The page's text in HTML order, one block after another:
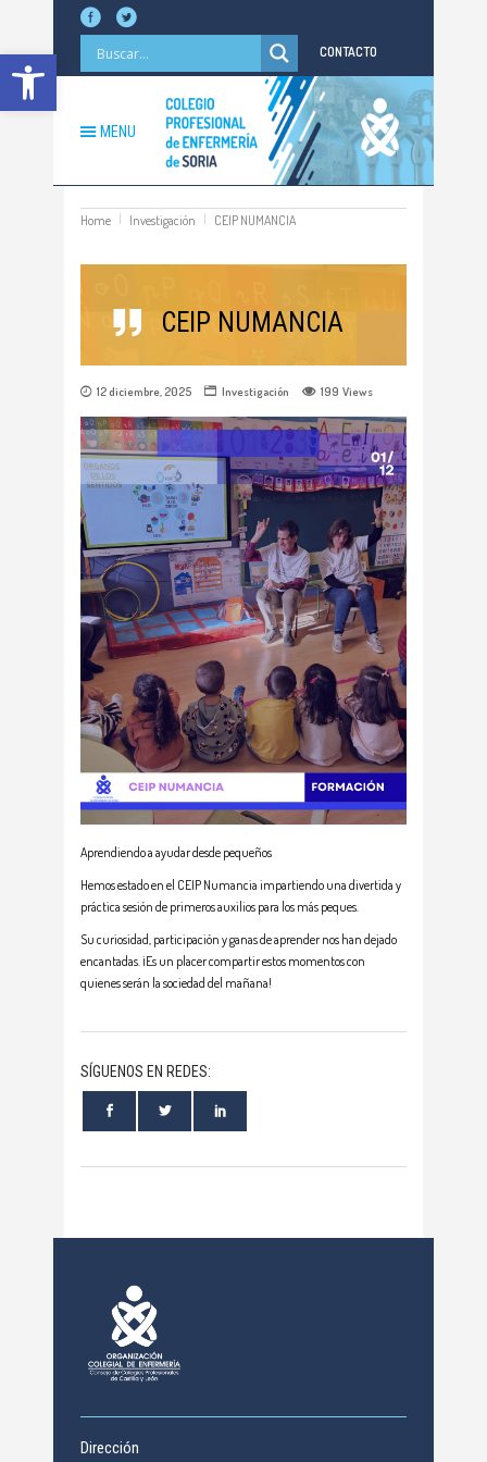
Abrir barra de herramientas CONTACTO
MENU
Home Investigación CEIP NUMANCIA
CEIP NUMANCIA
12 diciembre, 2025 Investigación 199 Views
Aprendiendo a ayudar desde pequeños
Hemos estado en el CEIP Numancia impartiendo una divertida y
práctica sesión de primeros auxilios para los más peques.
Su curiosidad, participación y ganas de aprender nos han dejado
encantadas. ¡Es un placer compartir estos momentos con
quienes serán la sociedad del mañana!
SÍGUENOS EN REDES:
Dirección